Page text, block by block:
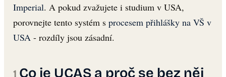
Imperial. A pokud zvažujete i studium v USA,
porovnejte tento systém s procesem přihlášky na VŠ v
USA - rozdíly jsou zásadní.
Co je UCAS a proč se bez něj